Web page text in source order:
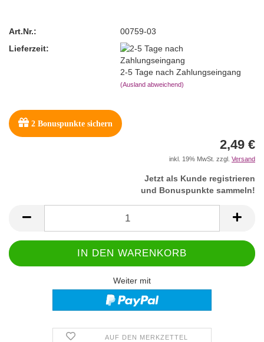
Art.Nr.:
00759-03
Lieferzeit:
2-5 Tage nach Zahlungseingang
(Ausland abweichend)
2 Bonuspunkte sichern
2,49 €
inkl. 19% MwSt. zzgl. Versand
Jetzt als Kunde registrieren
und Bonuspunkte sammeln!
Weiter mit
AUF DEN MERKZETTEL